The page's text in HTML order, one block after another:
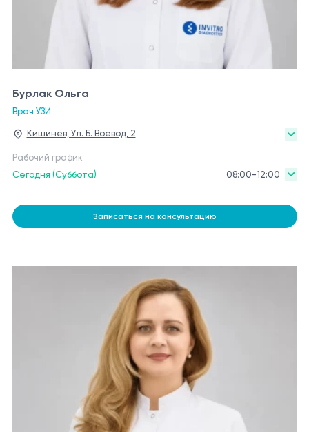
Бурлак Ольга
Врач УЗИ
Кишинев, Ул. Б. Воевод, 2
Рабочий график
Сегодня (Суббота)
08:00-12:00
Записаться на консультацию